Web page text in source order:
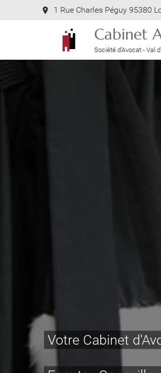
Cabinet
Société d'Avocat - Val
1 Rue Charles Péguy 95380
Votre Cabinet